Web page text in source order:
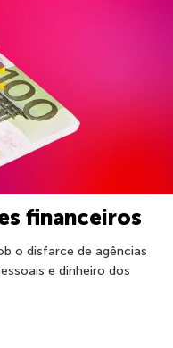
financeiros
o disfarce de agências
e dinheiro dos